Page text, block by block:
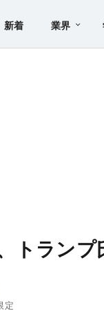
新着 業界
トランプ
定